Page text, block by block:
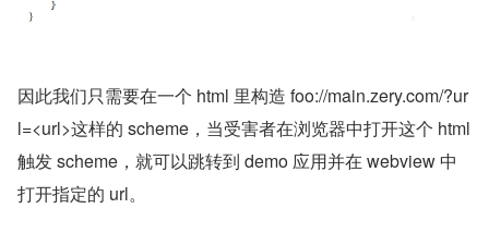
因此我们只需要在一个 html 里构造 foo://main.zery.com/?ur
l=<url>这样的 scheme，当受害者在浏览器中打开这个 html
触发 scheme，就可以跳转到 demo 应用并在 webview 中
打开指定的 url。